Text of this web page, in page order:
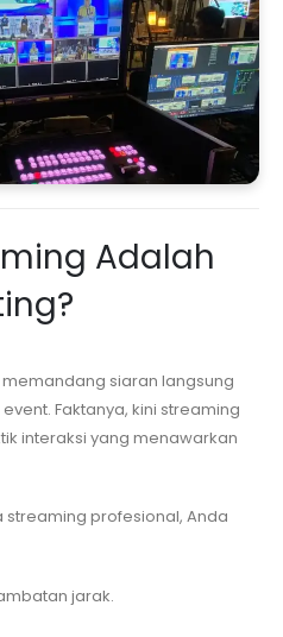
Adalah
siaran langsung
Faktanya, kini streaming
interaksi yang menawarkan
profesional, Anda
jarak.